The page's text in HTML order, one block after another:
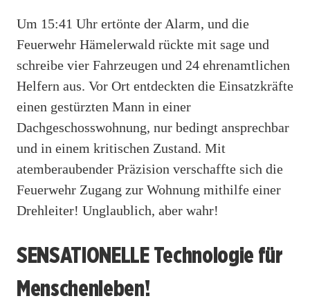
Um 15:41 Uhr ertönte der Alarm, und die
Feuerwehr Hämelerwald rückte mit sage und
schreibe vier Fahrzeugen und 24 ehrenamtlichen
Helfern aus. Vor Ort entdeckten die Einsatzkräfte
einen gestürzten Mann in einer
Dachgeschosswohnung, nur bedingt ansprechbar
und in einem kritischen Zustand. Mit
atemberaubender Präzision verschaffte sich die
Feuerwehr Zugang zur Wohnung mithilfe einer
Drehleiter! Unglaublich, aber wahr!
SENSATIONELLE Technologie für
Menschenleben!